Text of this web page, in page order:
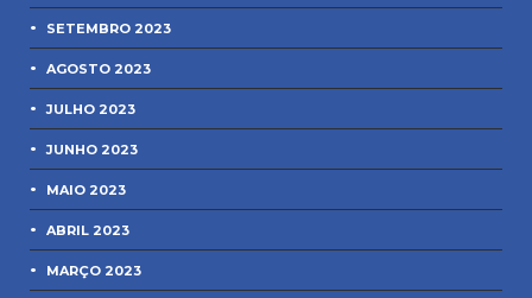
SETEMBRO 2023
AGOSTO 2023
JULHO 2023
JUNHO 2023
MAIO 2023
ABRIL 2023
MARÇO 2023